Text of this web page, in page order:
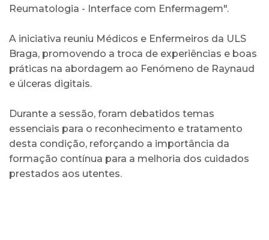
Reumatologia - Interface com Enfermagem".
A iniciativa reuniu Médicos e Enfermeiros da ULS
Braga, promovendo a troca de experiências e boas
práticas na abordagem ao Fenómeno de Raynaud
e úlceras digitais.
Durante a sessão, foram debatidos temas
essenciais para o reconhecimento e tratamento
desta condição, reforçando a importância da
formação contínua para a melhoria dos cuidados
prestados aos utentes.